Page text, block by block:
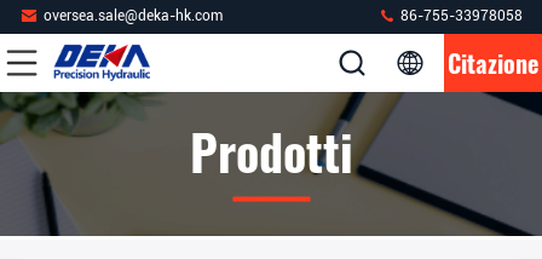
oversea.sale@deka-hk.com 86-755-33978058
Citazione
Prodotti